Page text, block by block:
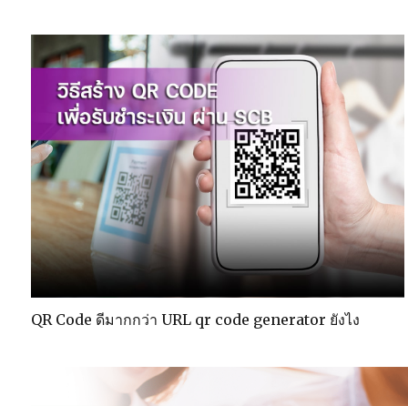
QR Code ดีมากกว่า URL qr code generator ยังไง